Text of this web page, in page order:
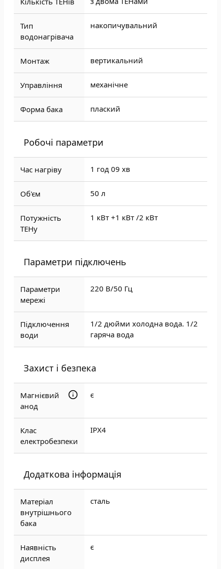
Тип
водонагрівача
накопичувальний
Монтаж вертикальний
Управління механічне
Форма бака плаский
Робочі параметри
Час нагріву 1 год 09 хв
Об'єм 50 л
Потужність
ТЕНу
1 кВт +1 кВт /2 кВт
Параметри підключень
Параметри
мережі
220 В/50 Гц
Підключення
води
1/2 дюйми холодна вода. 1/2
гаряча вода
Захист і безпека
Магнієвий
анод
є
Клас
електробезпеки
IPX4
Додаткова інформація
Матеріал
внутрішнього
бака
сталь
Наявність
дисплея
є